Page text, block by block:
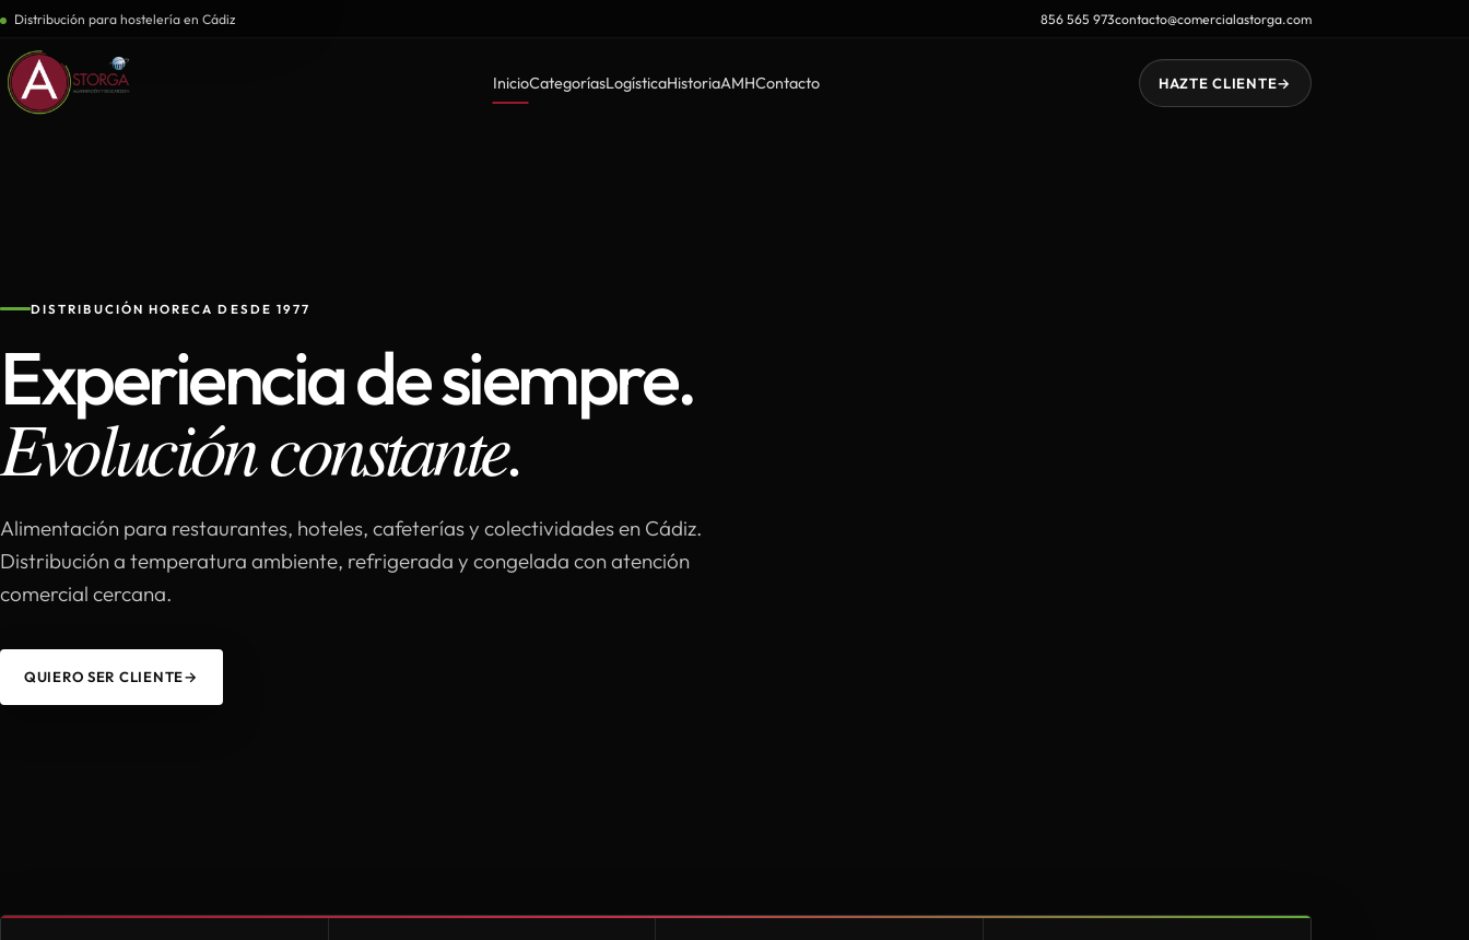
Distribución para hostelería en Cádiz 856 565 973contacto@comercialastorga.com
InicioCategoríasLogísticaHistoriaAMHContacto HAZTE CLIENTE→
DISTRIBUCIÓN HORECA DESDE 1977
Experiencia de siempre.
Evolución constante.
Alimentación para restaurantes, hoteles, cafeterías y colectividades en Cádiz.
Distribución a temperatura ambiente, refrigerada y congelada con atención
comercial cercana.
QUIERO SER CLIENTE→